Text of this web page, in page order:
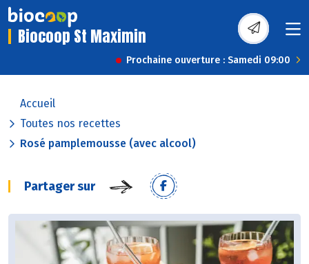
Biocoop St Maximin
Prochaine ouverture : Samedi 09:00
Accueil
Toutes nos recettes
Rosé pamplemousse (avec alcool)
Partager sur